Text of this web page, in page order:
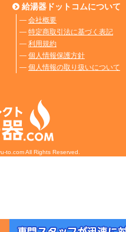
給湯器ドットコムについて
― 会社概要
― 特定商取引法に基づく表記
― 利用規約
― 個人情報保護方針
― 個人情報の取り扱いについて
to.com All Rights Reserved.